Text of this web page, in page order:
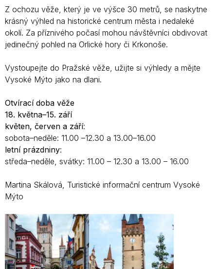
Z ochozu věže, který je ve výšce 30 metrů, se naskytne
krásný výhled na historické centrum města i nedaleké
okolí. Za příznivého počasí mohou návštěvníci obdivovat
jedinečný pohled na Orlické hory či Krkonoše.
Vystoupejte do Pražské věže, užijte si výhledy a mějte
Vysoké Mýto jako na dlani.
Otvírací doba věže
18. května–15. září
květen, červen a září:
sobota–neděle: 11.00 –12.30 a 13.00–16.00
letní prázdniny:
středa–neděle, svátky: 11.00 – 12.30 a 13.00 – 16.00
Martina Skálová, Turistické informační centrum Vysoké
Mýto